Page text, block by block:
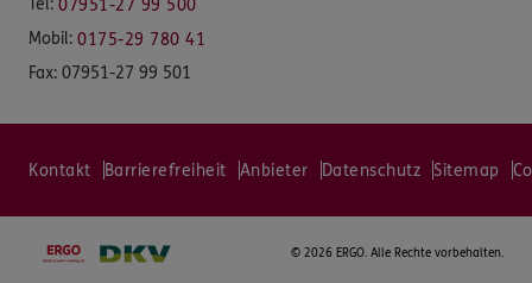
Tel: 07951-27 99 500
Mobil: 0175-29 780 41
Fax: 07951-27 99 501
Kontakt Barrierefreiheit Anbieter Datenschutz Sitemap
© 2026 ERGO. Alle Rechte vorbehalten.